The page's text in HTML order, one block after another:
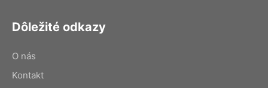
Dôležité odkazy
O nás
Kontakt